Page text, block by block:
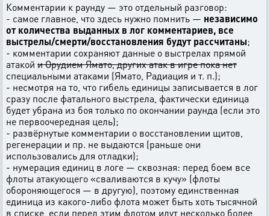
Комментарии к раунду — это отдельный разговор:
- самое главное, что здесь нужно помнить — независимо
от количества выданных в лог комментариев, все
выстрелы/смерти/восстановления будут рассчитаны;
- комментарии сохраняют данные о выстрелах прямой
атакой и Орудием Ямато, других атак в игре пока нет
специальными атаками (Ямато, Радиация и т. п.);
- несмотря на то, что гибель единицы записывается в лог
сразу после фатального выстрела, фактически единица
будет убрана из боя только по окончании раунда (если это
не первоочередная цель);
- развёрнутые комментарии о восстановлении щитов,
регенерации и пр. не выдаются (раньше они
использовались для отладки);
- нумерация единиц в логе — сквозная: перед боем все
флоты атакующего «сваливаются в кучу» (флоты
обороняющегося — в другую), поэтому единственная
единица из какого-либо флота может быть хоть тысячной
в списке, если перед этим флотом идут несколько более